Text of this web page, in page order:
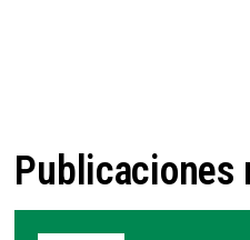
Publicaciones